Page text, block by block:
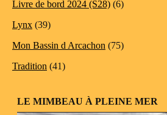
Livre de bord 2024 (S28) (6)
Lynx (39)
Mon Bassin d Arcachon (75)
Tradition (41)
LE MIMBEAU À PLEINE MER